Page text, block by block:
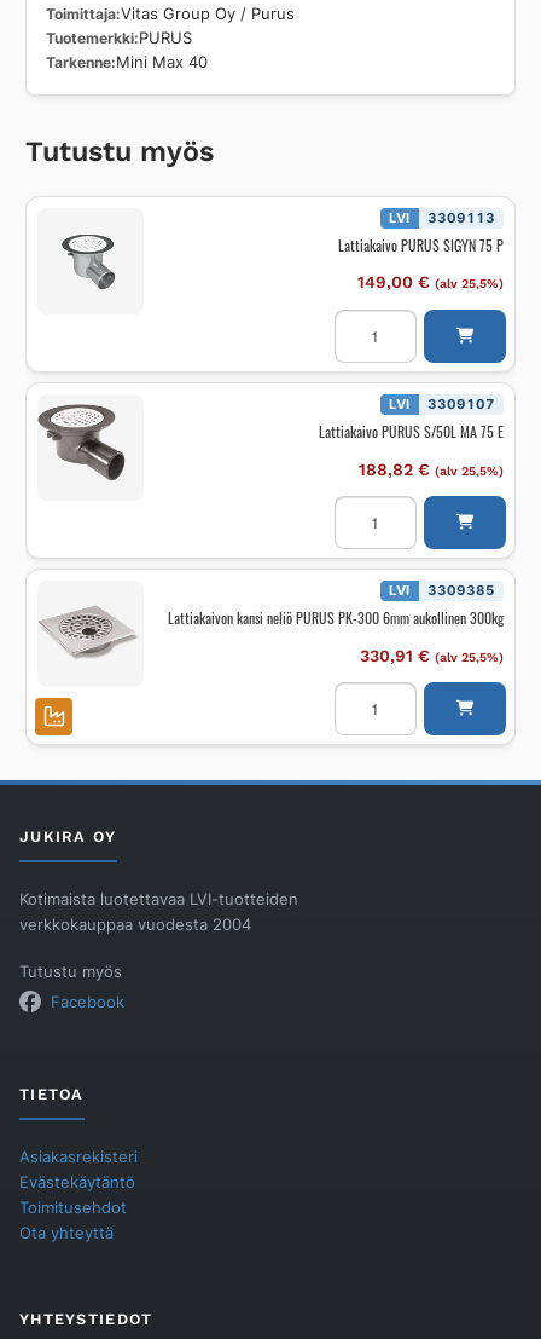
Toimittaja Vitas Group Oy / Purus
Tuotemerkki PURUS
Tarkenne Mini Max 40
Tutustu myös
LVI 3309113
Lattiakaivo PURUS SIGYN 75 P
149,00 € (alv 25,5%)
Lattiakaivo
PURUS
75
P
määrä LVI 3309107
Lattiakaivo PURUS S/50L MA 75 E
188,82 € (alv 25,5%)
Lattiakaivo
PURUS
MA
75
määrä
LVI 3309385
Lattiakaivon kansi neliö PURUS PK-300 6mm aukollinen 300kg
330,91 € (alv 25,5%)
Lattiakaivon
kansi
PURUS
6mm
JUKIRA OY
Kotimaista luotettavaa LVI-tuotteiden
verkkokauppaa vuodesta 2004
Tutustu myös
Facebook
TIETOA
Asiakasrekisteri
Evästekäytäntö
Toimitusehdot
Ota yhteyttä
YHTEYSTIEDOT